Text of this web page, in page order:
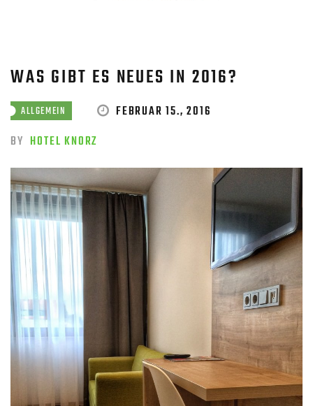
WAS GIBT ES NEUES IN 2016?
ALLGEMEIN
FEBRUAR 15., 2016
BY HOTEL KNORZ